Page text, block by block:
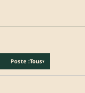
Poste :Tous▾